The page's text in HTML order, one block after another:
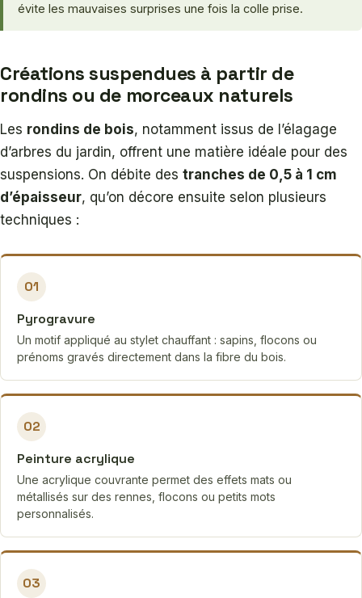
évite les mauvaises surprises une fois la colle prise.
Créations suspendues à partir de
rondins ou de morceaux naturels
Les rondins de bois, notamment issus de l’élagage
d’arbres du jardin, offrent une matière idéale pour des
suspensions. On débite des tranches de 0,5 à 1 cm
d’épaisseur, qu’on décore ensuite selon plusieurs
techniques :
01
Pyrogravure
Un motif appliqué au stylet chauffant : sapins, flocons ou
prénoms gravés directement dans la fibre du bois.
02
Peinture acrylique
Une acrylique couvrante permet des effets mats ou
métallisés sur des rennes, flocons ou petits mots
personnalisés.
03